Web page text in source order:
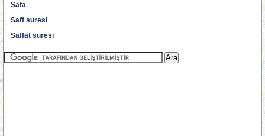
Safa
Saff suresi
Saffat suresi